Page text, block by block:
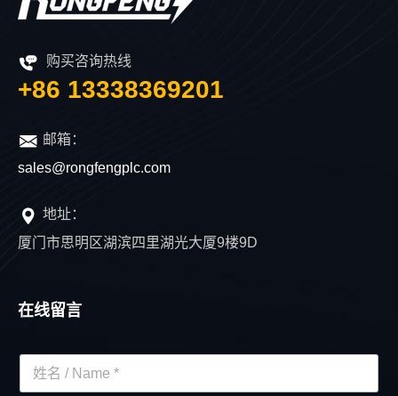
购买咨询热线
+86 13338369201
邮箱：
sales@rongfengplc.com
地址：
厦门市思明区湖滨四里湖光大厦9楼9D
在线留言